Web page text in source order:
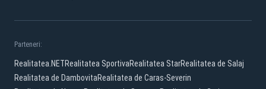
Parteneri:
Realitatea.NETRealitatea SportivaRealitatea StarRealitatea de Salaj
Realitatea de DambovitaRealitatea de Caras-Severin